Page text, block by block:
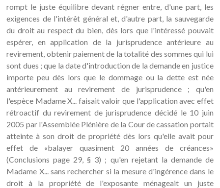
rompt le juste équilibre devant régner entre, d'une part, les
exigences de l'intérêt général et, d'autre part, la sauvegarde
du droit au respect du bien, dès lors que l'intéressé pouvait
espérer, en application de la jurisprudence antérieure au
revirement, obtenir paiement de la totalité des sommes qui lui
sont dues ; que la date d'introduction de la demande en justice
importe peu dès lors que le dommage ou la dette est née
antérieurement au revirement de jurisprudence ; qu'en
l'espèce Madame X... faisait valoir que l'application avec effet
rétroactif du revirement de jurisprudence décidé le 10 juin
2005 par l'Assemblée Plénière de la Cour de cassation portait
atteinte à son droit de propriété dès lors qu'elle avait pour
effet de «balayer quasiment 20 années de créances»
(Conclusions page 29, § 3) ; qu'en rejetant la demande de
Madame X... sans rechercher si la mesure d'ingérence dans le
droit à la propriété de l'exposante ménageait un juste